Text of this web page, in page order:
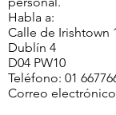
Habla a:
Calle de Irishtown
Dublín 4
D04 PW10
Teléfono: 01
Correo